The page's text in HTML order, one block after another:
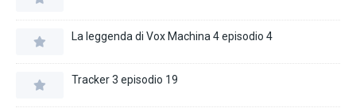
La leggenda di Vox Machina 4 episodio 4
Tracker 3 episodio 19